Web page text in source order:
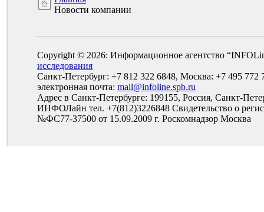
Новости компании
Copyright © 2026: Информационное агентство
исследования
Санкт-Петербург: +7 812 322 6848, Москва: +7 495 772
электронная почта: mail@infoline.spb.ru
Адрес в Санкт-Петербурге: 199155, Россия, Санкт-
ИНФОЛайн тел. +7(812)3226848 Свидетельство о
№ФС77-37500 от 15.09.2009 г. Роскомнадзор Москва